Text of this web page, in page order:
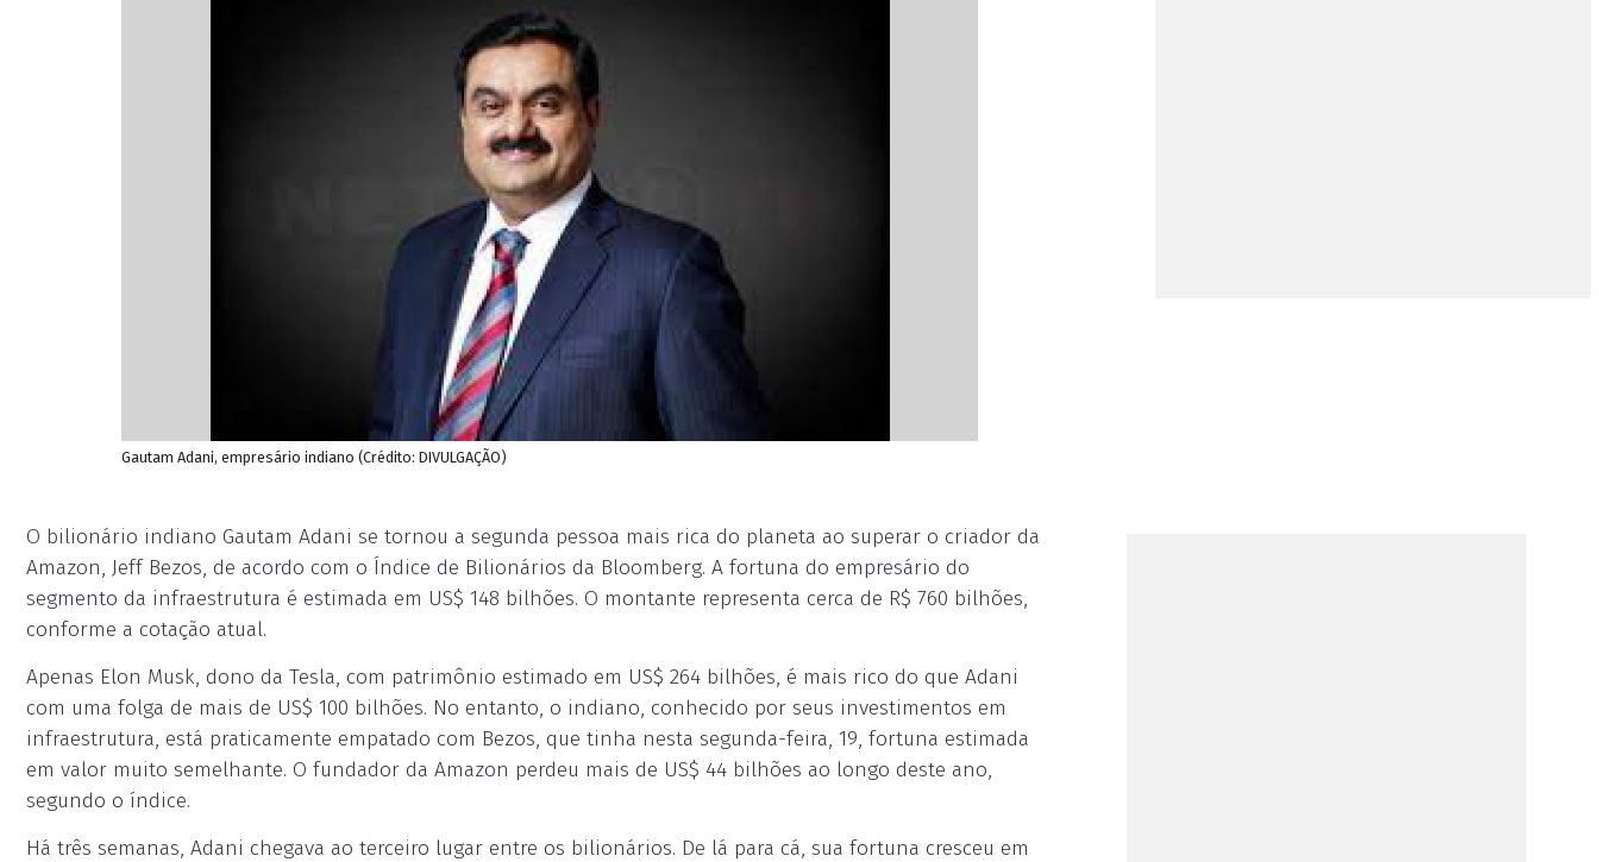
Gautam Adani, empresário indiano (Crédito: DIVULGAÇÃO)
O bilionário indiano Gautam Adani se tornou a segunda pessoa mais rica do planeta ao superar o criador da
Amazon, Jeff Bezos, de acordo com o Índice de Bilionários da Bloomberg. A fortuna do empresário do
segmento da infraestrutura é estimada em US$ 148 bilhões. O montante representa cerca de R$ 760 bilhões,
conforme a cotação atual.
Apenas Elon Musk, dono da Tesla, com patrimônio estimado em US$ 264 bilhões, é mais rico do que Adani
com uma folga de mais de US$ 100 bilhões. No entanto, o indiano, conhecido por seus investimentos em
infraestrutura, está praticamente empatado com Bezos, que tinha nesta segunda-feira, 19, fortuna estimada
em valor muito semelhante. O fundador da Amazon perdeu mais de US$ 44 bilhões ao longo deste ano,
segundo o índice.
Há três semanas, Adani chegava ao terceiro lugar entre os bilionários. De lá para cá, sua fortuna cresceu em